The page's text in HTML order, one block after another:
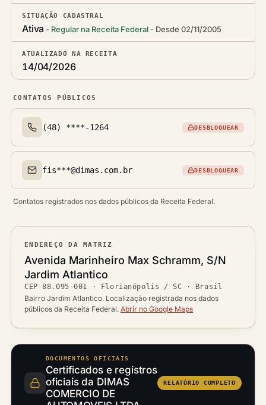
SITUAÇÃO CADASTRAL
Ativa Regular na Receita Federal Desde 02/11/2005
ATUALIZADO NA RECEITA
14/04/2026
CONTATOS PÚBLICOS
Telefone(s)
(48) ****-1264 DESBLOQUEAR
Email(s)
fis***@dimas.com.br DESBLOQUEAR
Contatos registrados nos dados públicos da Receita Federal.
ENDEREÇO DA MATRIZ
Logradouro
Avenida Marinheiro Max Schramm, S/N
Bairro
Jardim Atlantico
CEP
CEP88.095-001 ·
Cidade / UF
Florianópolis / SC · Brasil
Ver localização no mapa
Bairro Jardim Atlantico. Localização registrada nos dados
públicos da Receita Federal. Abrir no Google Maps
DOCUMENTOS OFICIAIS
Certificados e registros
oficiais da DIMAS
COMERCIO DE
RELATÓRIO COMPLETO